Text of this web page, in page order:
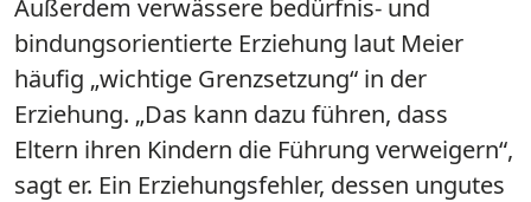
Außerdem verwässere bedürfnis- und
bindungsorientierte Erziehung laut Meier
häufig „wichtige Grenzsetzung“ in der
Erziehung. „Das kann dazu führen, dass
Eltern ihren Kindern die Führung verweigern“,
sagt er. Ein Erziehungsfehler, dessen ungutes